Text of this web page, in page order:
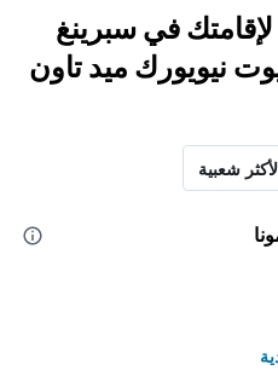
في سبرينغ
نيويورك ميد تاون
شعبية